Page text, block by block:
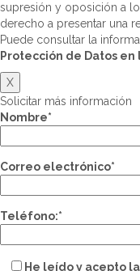
supresión y oposición a
derecho a presentar una
Puede consultar la
Protección de Datos en
X
Solicitar más información
Nombre*
Correo electrónico*
Teléfono:*
He leído y acepto la